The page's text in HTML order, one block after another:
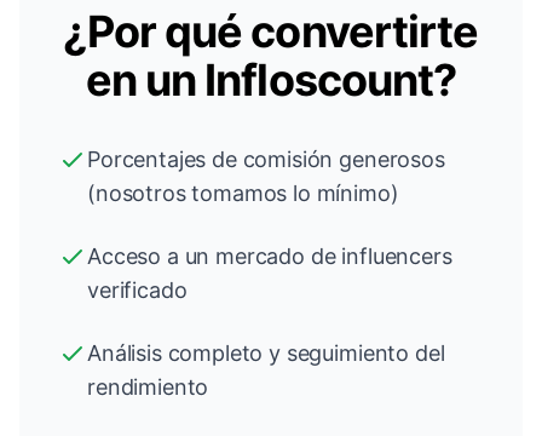
¿Por qué convertirte
en un Infloscount?
Porcentajes de comisión generosos
(nosotros tomamos lo mínimo)
Acceso a un mercado de influencers
verificado
Análisis completo y seguimiento del
rendimiento